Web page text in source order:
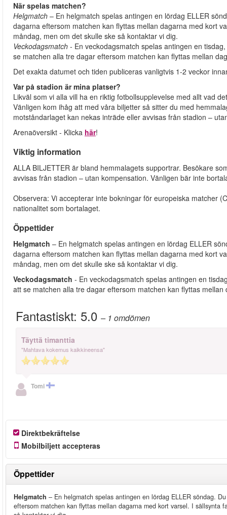
När spelas matchen?
Helgmatch – En helgmatch spelas antingen en lördag ELLER
dagarna eftersom matchen kan flyttas mellan dagarna med kort
måndag, men om det skulle ske så kontaktar vi dig.
Veckodagsmatch - En veckodagsmatch spelas antingen en
se matchen alla tre dagar eftersom matchen kan flyttas mellan
Det exakta datumet och tiden publiceras vanligtvis 1-2 veckor
Var på stadion är mina platser?
Likväl som vi alla vill ha en riktig fotbollsupplevelse med allt vad
Vänligen kom ihåg att med våra biljetter så sitter du med
motståndarlaget kan nekas inträde eller avvisas från stadion –
Arenaöversikt - Klicka här!
Viktig information
ALLA BILJETTER är bland hemmalagets supportrar. Besökare
avvisas från stadion – utan kompensation. Vänligen bär inte
Observera: Vi accepterar inte bokningar för europeiska matcher
nationalitet som bortalaget.
Öppettider
Helgmatch – En helgmatch spelas antingen en lördag ELLER
dagarna eftersom matchen kan flyttas mellan dagarna med kort
måndag, men om det skulle ske så kontaktar vi dig.
Veckodagsmatch - En veckodagsmatch spelas antingen en
att se matchen alla tre dagar eftersom matchen kan flyttas
Fantastiskt: 5.0 – 1 omdömen
Täyttä timanttia
"Mahtava kokemus kaikkineensa"
Tomi
Direktbekräftelse
Mobilbiljett accepteras
Öppettider
Helgmatch – En helgmatch spelas antingen en lördag ELLER söndag.
eftersom matchen kan flyttas mellan dagarna med kort varsel. I